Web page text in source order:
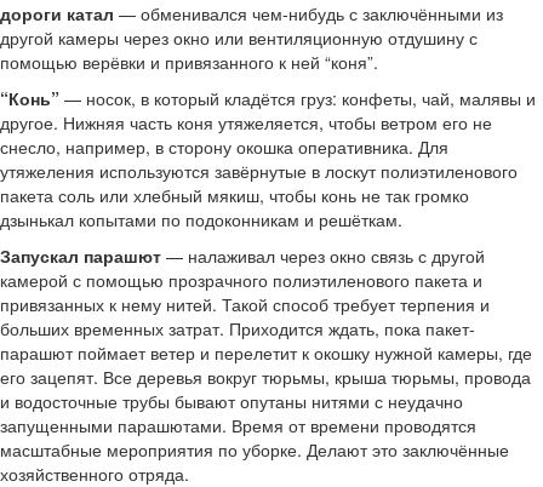
дороги катал — обменивался чем-нибудь с заключёнными из
другой камеры через окно или вентиляционную отдушину с
помощью верёвки и привязанного к ней “коня”.
“Конь” — носок, в который кладётся груз: конфеты, чай, малявы и
другое. Нижняя часть коня утяжеляется, чтобы ветром его не
снесло, например, в сторону окошка оперативника. Для
утяжеления используются завёрнутые в лоскут полиэтиленового
пакета соль или хлебный мякиш, чтобы конь не так громко
дзынькал копытами по подоконникам и решёткам.
Запускал парашют — налаживал через окно связь с другой
камерой с помощью прозрачного полиэтиленового пакета и
привязанных к нему нитей. Такой способ требует терпения и
больших временных затрат. Приходится ждать, пока пакет-
парашют поймает ветер и перелетит к окошку нужной камеры, где
его зацепят. Все деревья вокруг тюрьмы, крыша тюрьмы, провода
и водосточные трубы бывают опутаны нитями с неудачно
запущенными парашютами. Время от времени проводятся
масштабные мероприятия по уборке. Делают это заключённые
хозяйственного отряда.